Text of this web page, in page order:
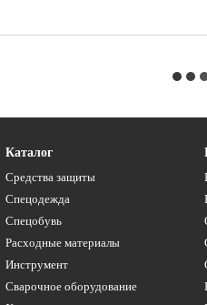
Каталог
Средства защиты
Спецодежда
Спецобувь
Расходные материалы
Инструмент
Сварочное оборудование